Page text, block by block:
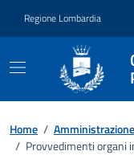
Regione Lombardia
Home /
/ Provvedimenti organi